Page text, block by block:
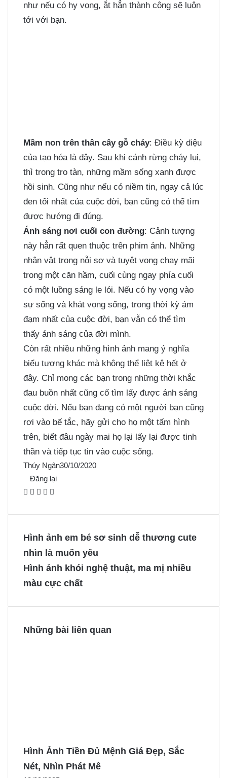
như nếu có hy vọng, ắt hẳn thành công sẽ luôn
tới với bạn.
Mầm non trên thân cây gỗ cháy: Điều kỳ diệu
của tạo hóa là đây. Sau khi cánh rừng cháy lụi,
thì trong tro tàn, những mầm sống xanh được
hồi sinh. Cũng như nếu có niềm tin, ngay cả lúc
đen tối nhất của cuộc đời, bạn cũng có thể tìm
được hướng đi đúng.
Ánh sáng nơi cuối con đường: Cảnh tượng
này hẳn rất quen thuộc trên phim ảnh. Những
nhân vật trong nỗi sợ và tuyệt vọng chạy mãi
trong một căn hầm, cuối cùng ngay phía cuối
có một luồng sáng le lói. Nếu có hy vọng vào
sự sống và khát vọng sống, trong thời kỳ ảm
đạm nhất của cuộc đời, bạn vẫn có thể tìm
thấy ánh sáng của đời mình.
Còn rất nhiều những hình ảnh mang ý nghĩa
biểu tượng khác mà không thể liệt kê hết ở
đây. Chỉ mong các bạn trong những thời khắc
đau buồn nhất cũng cố tìm lấy được ánh sáng
cuộc đời. Nếu bạn đang có một người bạn cũng
rơi vào bế tắc, hãy gửi cho họ một tấm hình
trên, biết đâu ngày mai họ lại lấy lại được tinh
thần và tiếp tục tin vào cuộc sống.
Thúy Ngân30/10/2020
Đăng lại
F
o
o
k
X P
e
s
M
n
g
e
n
g
e
Hình ảnh em bé sơ sinh dễ thương cute
nhìn là muốn yêu
Hình ảnh khói nghệ thuật, ma mị nhiều
màu cực chất
Những bài liên quan
Hình Ảnh Tiền Đủ Mệnh Giá Đẹp, Sắc
Nét, Nhìn Phát Mê